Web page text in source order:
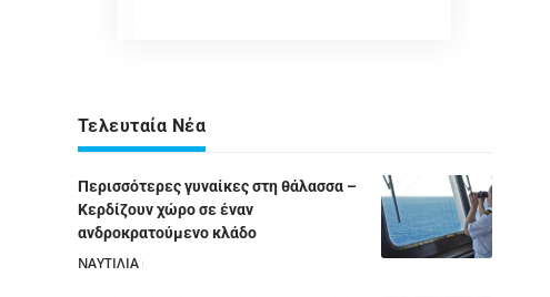
Τελευταία Νέα
Περισσότερες γυναίκες στη θάλασσα –
Κερδίζουν χώρο σε έναν
ανδροκρατούμενο κλάδο
ΝΑΥΤΙΛΙΑ